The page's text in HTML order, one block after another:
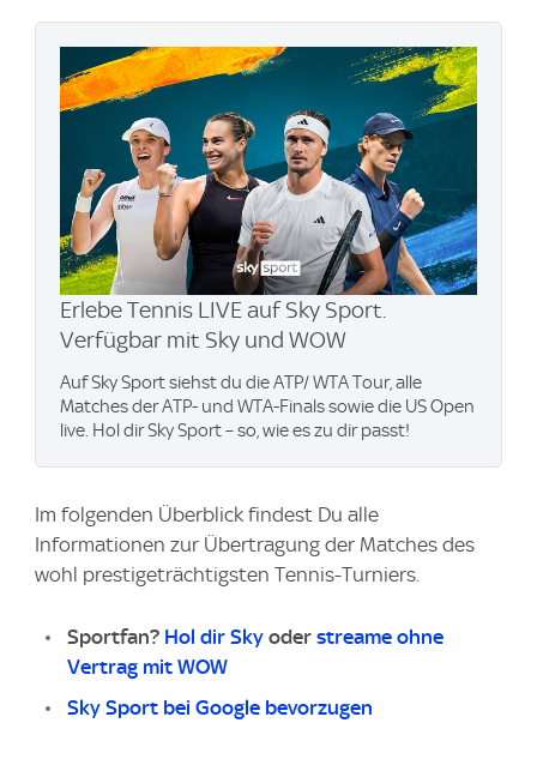
Erlebe Tennis LIVE auf Sky Sport.
Verfügbar mit Sky und WOW
Auf Sky Sport siehst du die ATP/ WTA Tour, alle
Matches der ATP- und WTA-Finals sowie die US Open
live. Hol dir Sky Sport – so, wie es zu dir passt!
Im folgenden Überblick findest Du alle
Informationen zur Übertragung der Matches des
wohl prestigeträchtigsten Tennis-Turniers.
Sportfan? Hol dir Sky oder streame ohne
Vertrag mit WOW
Sky Sport bei Google bevorzugen